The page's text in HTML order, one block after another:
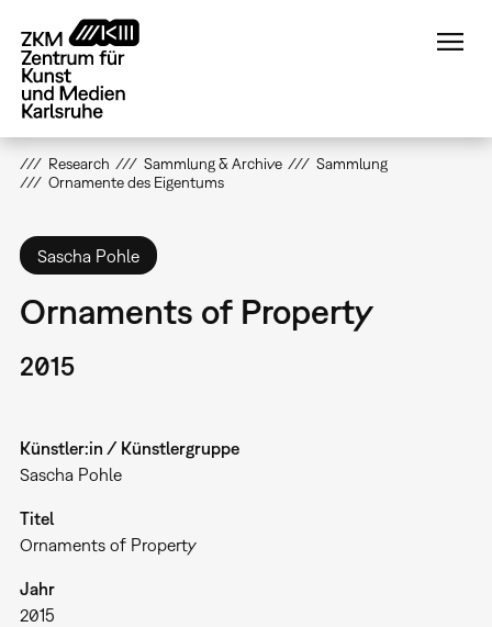
zum
Inhalt
Research Sammlung & Archive
Sammlung
Ornamente des Eigentums
Sascha Pohle
Ornaments of Property
2015
Künstler:in / Künstlergruppe
Sascha Pohle
Titel
Ornaments of Property
Jahr
2015